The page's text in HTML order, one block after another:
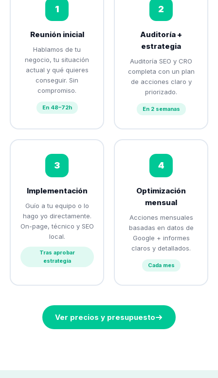
1
Reunión inicial
Hablamos de tu
negocio, tu situación
actual y qué quieres
conseguir. Sin
compromiso.
En 48–72h
2
Auditoría +
estrategia
Auditoría SEO y CRO
completa con un plan
de acciones claro y
priorizado.
En 2 semanas
3
Implementación
Guío a tu equipo o lo
hago yo directamente.
On-page, técnico y SEO
local.
Tras aprobar
estrategia
4
Optimización
mensual
Acciones mensuales
basadas en datos de
Google + informes
claros y detallados.
Cada mes
Ver precios y presupuesto